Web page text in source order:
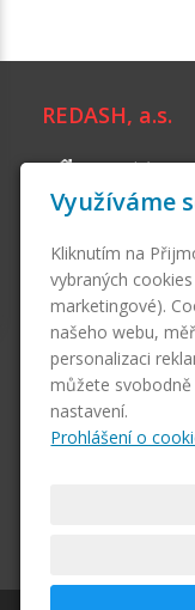
REDASH, a.s.
Branická
140 00 Praha
Skupina firem
Česká půjčovna,
Poskytování
poradenství.
Pronájem
Využíváme
Kliknutím na
vybraných
marketingové).
našeho webu,
personalizaci
můžete
nastavení.
Prohlášení o